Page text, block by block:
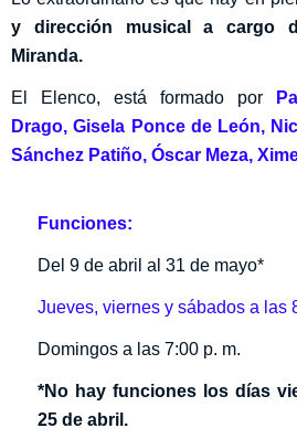
y dirección musical a cargo
Miranda.
El Elenco, está formado por
Drago,Gisela Ponce de León,
Sánchez Patiño, Óscar Meza,
Funciones:
Del 9 de abril al 31 de mayo*
Jueves, viernes y sábados a las
Domingos a las 7:00 p. m.
*No hay funciones los días
25 de abril.